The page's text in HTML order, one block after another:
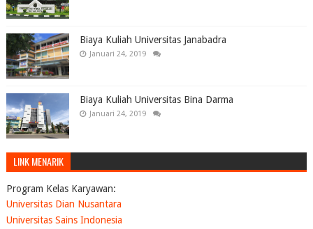
Biaya Kuliah Universitas Janabadra
Januari 24, 2019
Biaya Kuliah Universitas Bina Darma
Januari 24, 2019
LINK MENARIK
Program Kelas Karyawan:
Universitas Dian Nusantara
Universitas Sains Indonesia